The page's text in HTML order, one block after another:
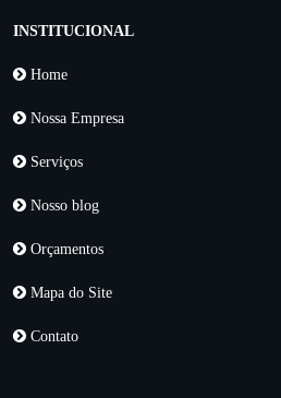
INSTITUCIONAL
Home
Nossa Empresa
Serviços
Nosso blog
Orçamentos
Mapa do Site
Contato